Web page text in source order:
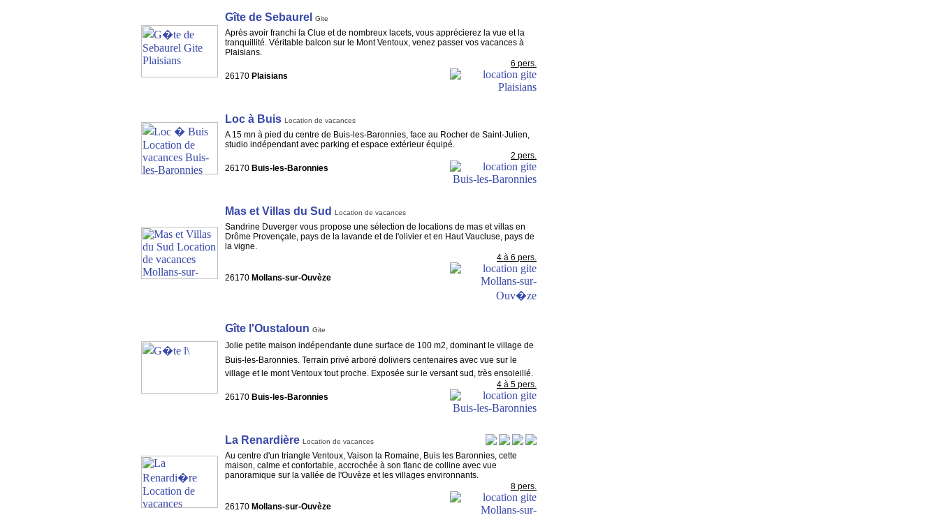
Gîte de Sebaurel Gite
Après avoir franchi la Clue et de nombreux lacets, vous apprécierez la vue et la
tranquillité. Véritable balcon sur le Mont Ventoux, venez passer vos vacances à
Plaisians.
26170 Plaisians
6 pers.
Loc à Buis Location de vacances
A 15 mn à pied du centre de Buis-les-Baronnies, face au Rocher de Saint-Julien,
studio indépendant avec parking et espace extérieur équipé.
26170 Buis-les-Baronnies
2 pers.
Mas et Villas du Sud Location de vacances
Sandrine Duverger vous propose une sélection de locations de mas et villas en
Drôme Provençale, pays de la lavande et de l'olivier et en Haut Vaucluse, pays de
la vigne.
26170 Mollans-sur-Ouvèze
4 à 6 pers.
Gîte l'Oustaloun Gite
Jolie petite maison indépendante dune surface de 100 m2, dominant le village de
Buis-les-Baronnies. Terrain privé arboré doliviers centenaires avec vue sur le
village et le mont Ventoux tout proche. Exposée sur le versant sud, très ensoleillé.
26170 Buis-les-Baronnies
4 à 5 pers.
La Renardière Location de vacances
Au centre d'un triangle Ventoux, Vaison la Romaine, Buis les Baronnies, cette
maison, calme et confortable, accrochée à son flanc de colline avec vue
panoramique sur la vallée de l'Ouvèze et les villages environnants.
26170 Mollans-sur-Ouvèze
8 pers.